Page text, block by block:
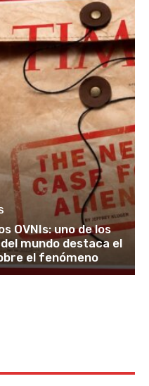
OVNIs: uno de los
mundo destaca el
el fenómeno